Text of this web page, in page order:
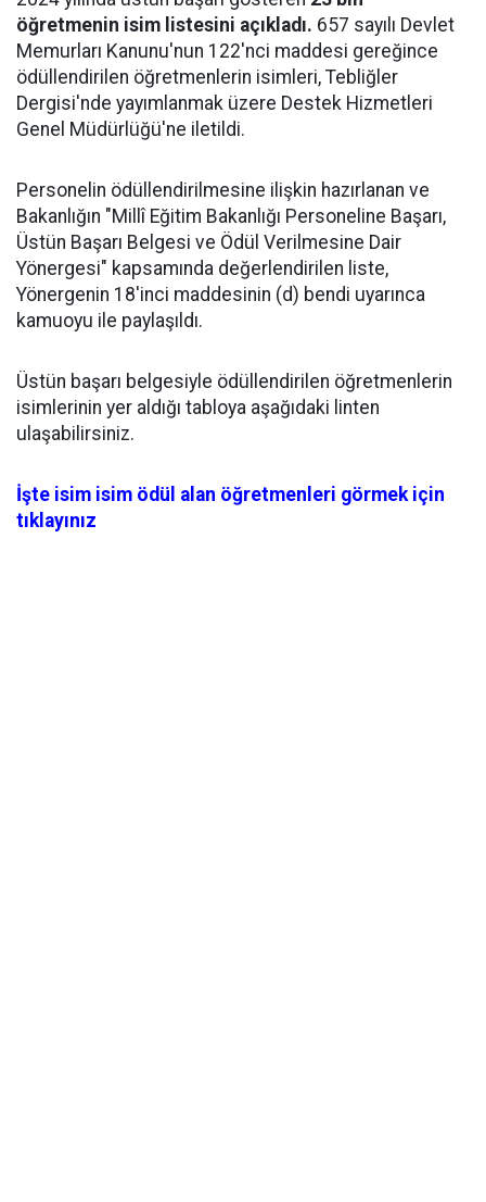
öğretmenin isim listesini açıkladı. 657 sayılı Devlet
Memurları Kanunu'nun 122'nci maddesi gereğince
ödüllendirilen öğretmenlerin isimleri, Tebliğler
Dergisi'nde yayımlanmak üzere Destek Hizmetleri
Genel Müdürlüğü'ne iletildi.
Personelin ödüllendirilmesine ilişkin hazırlanan ve
Bakanlığın "Millî Eğitim Bakanlığı Personeline Başarı,
Üstün Başarı Belgesi ve Ödül Verilmesine Dair
Yönergesi" kapsamında değerlendirilen liste,
Yönergenin 18'inci maddesinin (d) bendi uyarınca
kamuoyu ile paylaşıldı.
Üstün başarı belgesiyle ödüllendirilen öğretmenlerin
isimlerinin yer aldığı tabloya aşağıdaki linten
ulaşabilirsiniz.
İşte isim isim ödül alan öğretmenleri görmek için
tıklayınız